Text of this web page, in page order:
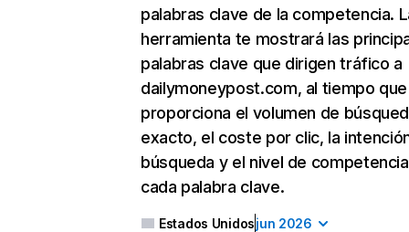
palabras clave de la competencia.
herramienta te mostrará las
palabras clave que dirigen tráfico a
dailymoneypost.com, al tiempo
proporciona el volumen de
exacto, el coste por clic, la
búsqueda y el nivel de
cada palabra clave.
Estados Unidosjun 2026